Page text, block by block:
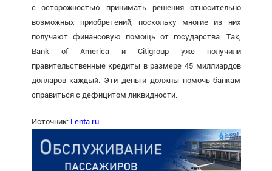
с осторожностью принимать решения относительно
возможных приобретений, поскольку многие из них
получают финансовую помощь от государства. Так,
Bank of America и Citigroup уже получили
правительственные кредиты в размере 45 миллиардов
долларов каждый. Эти деньги должны помочь банкам
справиться с дефицитом ликвидности.
Источник: Lenta.ru